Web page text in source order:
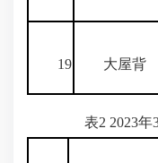
19 大屋背
表2 2023